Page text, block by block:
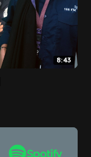
8:43